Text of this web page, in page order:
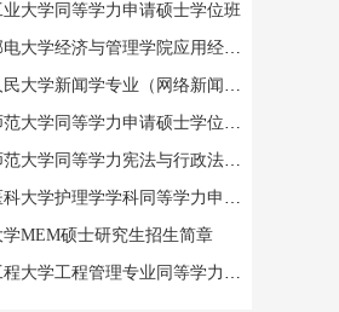
大学同等学力申请硕士学位班
西安邮电大学经济与管理学院应用经济学专业数字经济方向高级研修班
中国人民大学新闻学专业（网络新闻与新媒体方向）研修班
湖北师范大学同等学力申请硕士学位信息计算与智能系统专业招生简章
四川师范大学同等学力宪法与行政法学专业申请硕士学位
锦州医科大学护理学学科同等学力申硕招生简章
学MEM硕士研究生招生简章
武汉工程大学工程管理专业同等学力人员申请硕士学位招生简章